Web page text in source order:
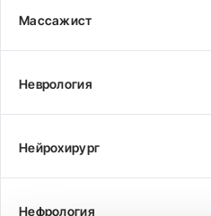
Массажист
Неврология
Нейрохирург
Нефрология